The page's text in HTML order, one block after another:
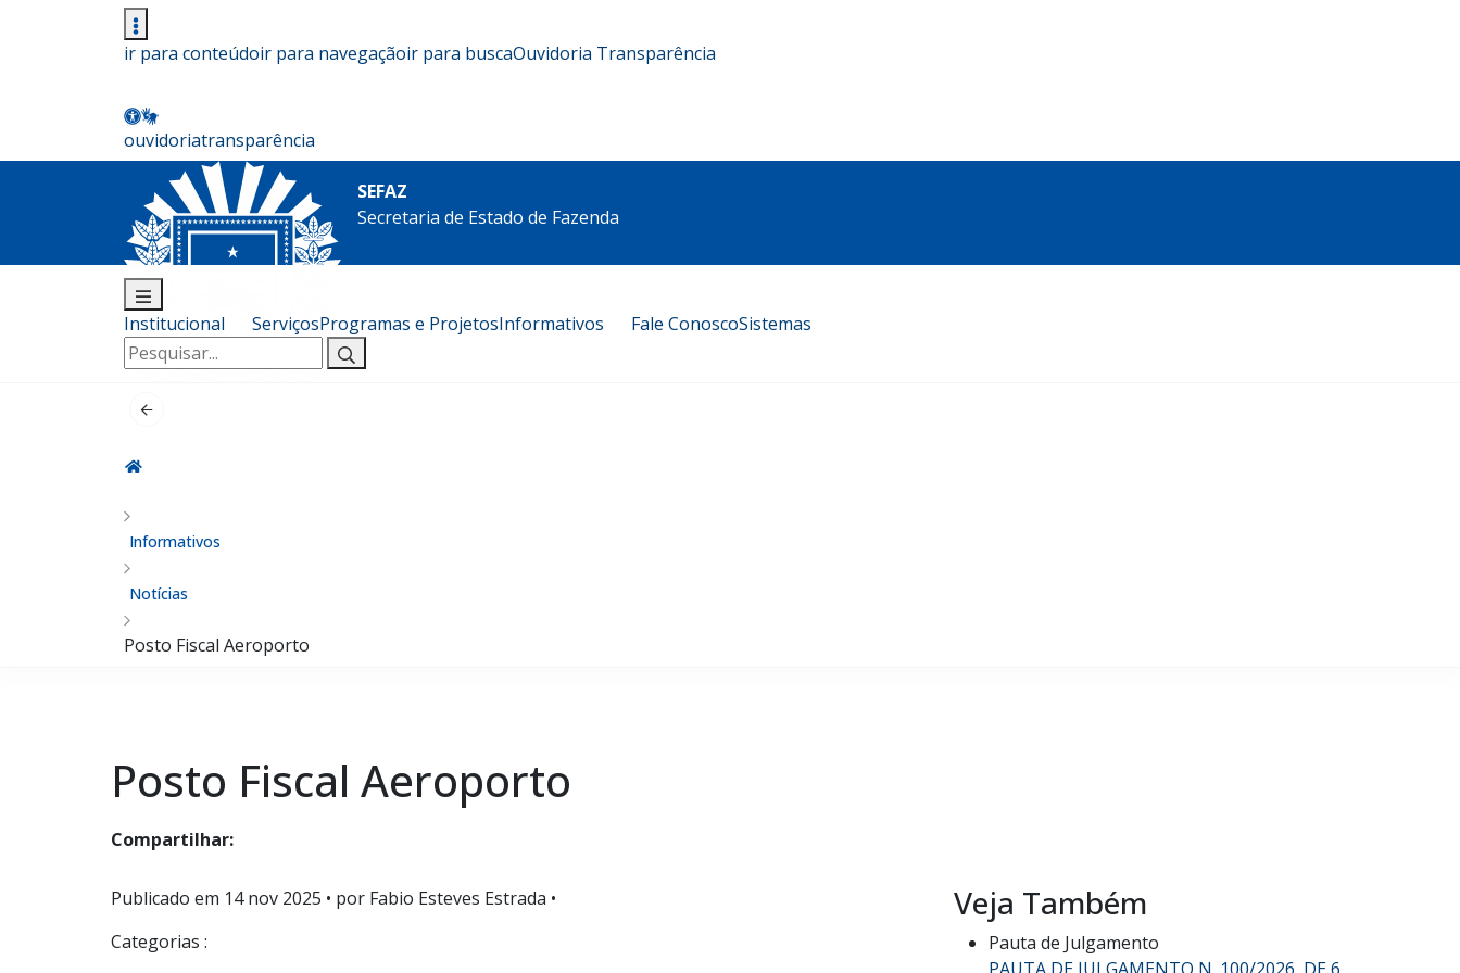
ir para conteúdoir para navegaçãoir para buscaOuvidoria Transparência
ouvidoriatransparência
SEFAZ
Secretaria de Estado de Fazenda
Institucional ServiçosProgramas e ProjetosInformativos Fale ConoscoSistemas
Pesquisar
por:
Informativos
Notícias
Posto Fiscal Aeroporto
Posto Fiscal Aeroporto
Compartilhar:
Publicado em 14 nov 2025 • por Fabio Esteves Estrada •
Categorias :
Veja Também
Pauta de Julgamento